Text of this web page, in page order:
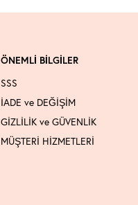
ÖNEMLİ BİLGİLER
SSS
İADE ve DEĞİŞİM
GİZLİLİK ve GÜVENLİK
MÜŞTERİ HİZMETLERİ